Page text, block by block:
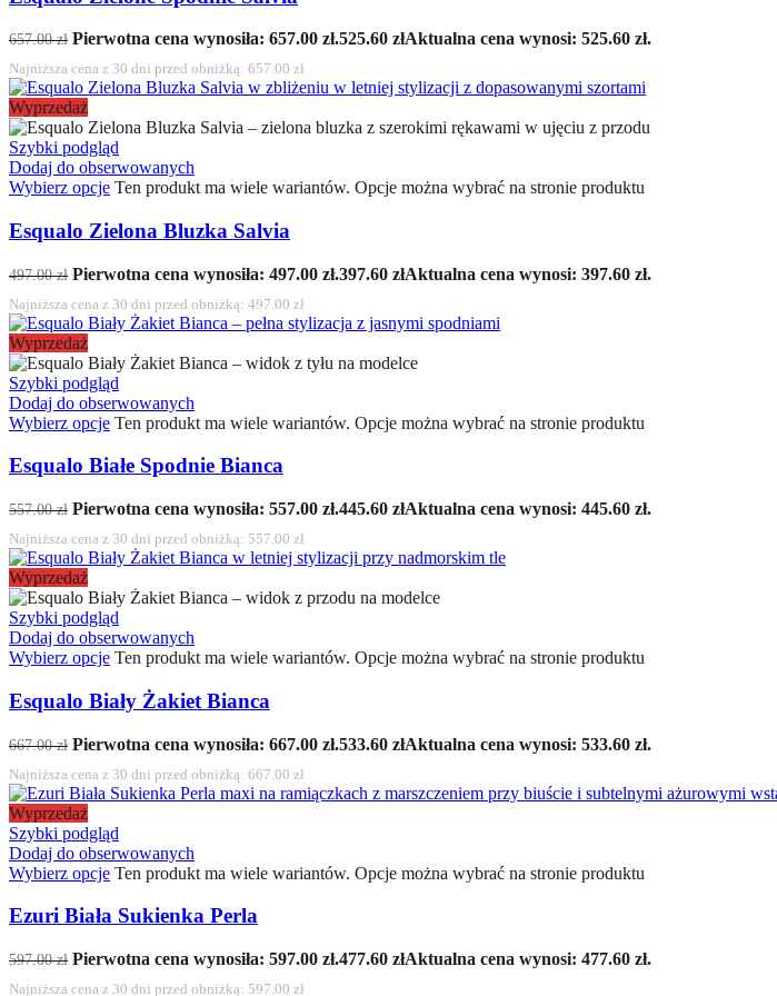
657.00zł Pierwotna cena wynosiła: 657.00 zł.525.60 złAktualna cena wynosi: 525.60 zł.
Najniższa cena z 30 dni przed obniżką: 657.00 zł
Wyprzedaż
Szybki podgląd
Dodaj do obserwowanych
Wybierz opcje Ten produkt ma wiele wariantów. Opcje można wybrać na stronie produktu
Esqualo Zielona Bluzka Salvia
497.00zł Pierwotna cena wynosiła: 497.00 zł.397.60 złAktualna cena wynosi: 397.60 zł.
Najniższa cena z 30 dni przed obniżką: 497.00 zł
Wyprzedaż
Szybki podgląd
Dodaj do obserwowanych
Wybierz opcje Ten produkt ma wiele wariantów. Opcje można wybrać na stronie produktu
Esqualo Białe Spodnie Bianca
557.00zł Pierwotna cena wynosiła: 557.00 zł.445.60 złAktualna cena wynosi: 445.60 zł.
Najniższa cena z 30 dni przed obniżką: 557.00 zł
Wyprzedaż
Szybki podgląd
Dodaj do obserwowanych
Wybierz opcje Ten produkt ma wiele wariantów. Opcje można wybrać na stronie produktu
Esqualo Biały Żakiet Bianca
667.00zł Pierwotna cena wynosiła: 667.00 zł.533.60 złAktualna cena wynosi: 533.60 zł.
Najniższa cena z 30 dni przed obniżką: 667.00 zł
Wyprzedaż
Szybki podgląd
Dodaj do obserwowanych
Wybierz opcje Ten produkt ma wiele wariantów. Opcje można wybrać na stronie produktu
Ezuri Biała Sukienka Perla
597.00zł Pierwotna cena wynosiła: 597.00 zł.477.60 złAktualna cena wynosi: 477.60 zł.
Najniższa cena z 30 dni przed obniżką: 597.00 zł